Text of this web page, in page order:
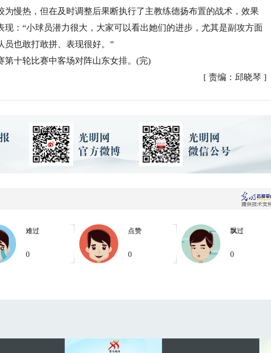
慢热，但在及时调整后果断执行了主教练德扬布置的战术，效果
现：“小球员潜力很大，大家可以看出她们的进步，尤其是副攻方面
也敢打敢拼、表现很好。”
十轮比赛中客场对阵山东女排。(完)
[ 责编：邱晓琴 ]
难过
0
点赞
0
飘过
0